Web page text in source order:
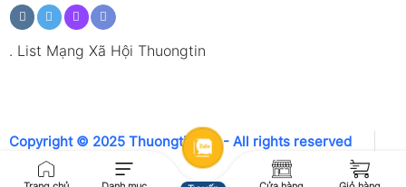
. List Mạng Xã Hội Thuongtin
Copyright © 2025 Thuongtin.net - All rights reserved